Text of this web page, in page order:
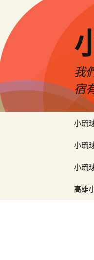
我
宿
小琉
小琉
小琉
高雄